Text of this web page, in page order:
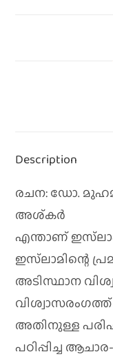
Description
രചന: ഡോ.
അശ്‌കര്‍
എന്താണ്‌
ഇസ്‌ലാമിന്റെ
അടിസ്ഥാന
വിശ്വാസരംഗത്ത്‌
അതിനുള്ള
പഠിപ്പിച്ച